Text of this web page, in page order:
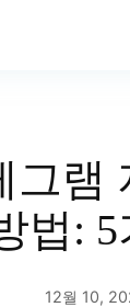
그램
법:
12월 10,